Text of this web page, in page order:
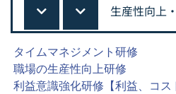
生産性向上
タイムマネジメント研修
職場の生産性向上研修
利益意識強化研修【利益、コス